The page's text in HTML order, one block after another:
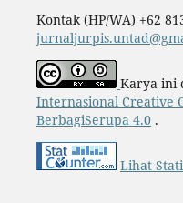
Kontak (HP/WA) +62
Karya ini
Internasional Creative
BerbagiSerupa 4.0.
Lihat